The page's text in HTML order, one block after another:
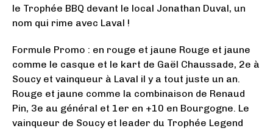
le Trophée BBQ devant le local Jonathan Duval, un
nom qui rime avec Laval !
Formule Promo : en rouge et jaune Rouge et jaune
comme le casque et le kart de Gaël Chaussade, 2e à
Soucy et vainqueur à Laval il y a tout juste un an.
Rouge et jaune comme la combinaison de Renaud
Pin, 3e au général et 1er en +10 en Bourgogne. Le
vainqueur de Soucy et leader du Trophée Legend